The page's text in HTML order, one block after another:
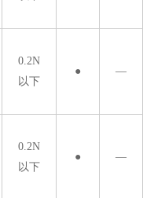
0.2N
以下
● —
0.2N
以下
● —